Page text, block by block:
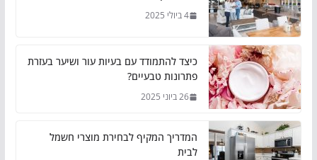
4 ביולי 2025
כיצד להתמודד עם בעיות עור ושיער בעזרת
פתרונות טבעיים?
26 ביוני 2025
המדריך המקיף לבחירת מוצרי חשמל
לבית